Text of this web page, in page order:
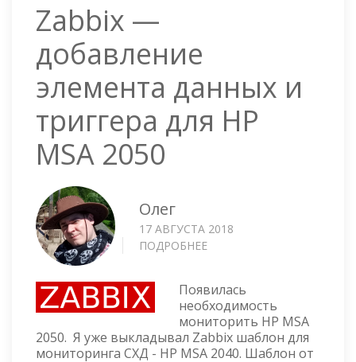
Zabbix —
добавление
элемента данных и
триггера для HP
MSA 2050
Олег
17 АВГУСТА 2018
ПОДРОБНЕЕ
ДОБАВЛЕНИЕ
ЭЛЕМЕНТА
ДАННЫХ
И
Появилась
необходимость
мониторить HP MSA
2050. Я уже выкладывал Zabbix шаблон для
мониторинга СХД - HP MSA 2040. Шаблон от